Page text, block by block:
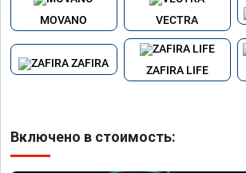
MOVANO VECTRA
ZAFIRA
ZAFIRA LIFE
Включено в стоимость: